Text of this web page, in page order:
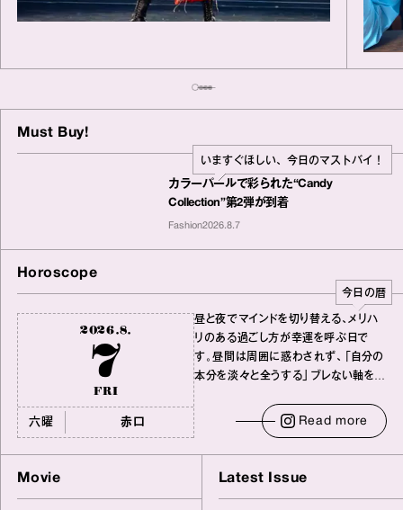
Must Buy!
いますぐほしい、今日のマストバイ！
カラーパールで彩られた“Candy
Collection”第2弾が到着
Fashion2026.8.7
Horoscope
今日の暦
2026.8.
7
FRI
六曜 ⾚⼝
昼と夜でマインドを切り替える、メリハ
リのある過ごし⽅が幸運を呼ぶ⽇で
す。昼間は周囲に惑わされず、「⾃分の
本分を淡々と全うする」ブレない軸をキ
ら⽢い⾔葉に流されないよう、⼼にしっ
かりブレーキをかけること。この意識の
切り替えが、あなたに確かな安⼼感を
もたらすはずです。
Read more
Movie Latest Issue